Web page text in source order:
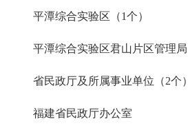
平潭综合实验区（1个）
平潭综合实验区君山片区管理局
省民政厅及所属事业单位（2个）
福建省民政厅办公室